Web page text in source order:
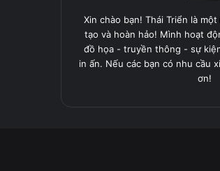
Xin chào bạn! Thái Triển là
tạo và hoàn hảo! Mình hoạt
đồ họa - truyền thông - sự
in ấn. Nếu các bạn có nhu cầu
ơn!